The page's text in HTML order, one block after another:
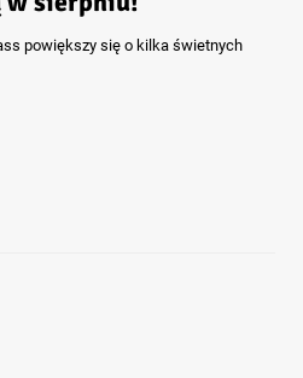
powiększy się o kilka świetnych